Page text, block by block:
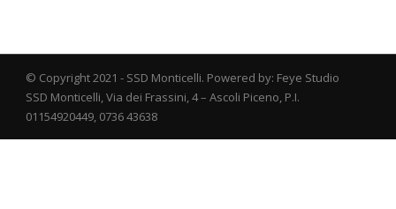
© Copyright 2021 - SSD Monticelli. Powered by: Feye Studio
SSD Monticelli, Via dei Frassini, 4 – Ascoli Piceno, P.I.
01154920449, 0736 43638